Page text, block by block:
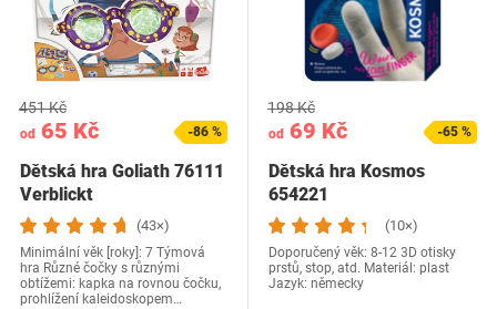
od 65 Kč
451 Kč
-86 %
Dětská hra Goliath 76111
Verblickt
(43×)
Minimální věk [roky]: 7 Týmová
hra Různé čočky s různými
obtížemi: kapka na rovnou čočku,
prohlížení kaleidoskopem…
od 69 Kč
198 Kč
-65 %
Dětská hra Kosmos
654221
(10×)
Doporučený věk: 8-12 3D otisky
prstů, stop, atd. Materiál: plast
Jazyk: německy